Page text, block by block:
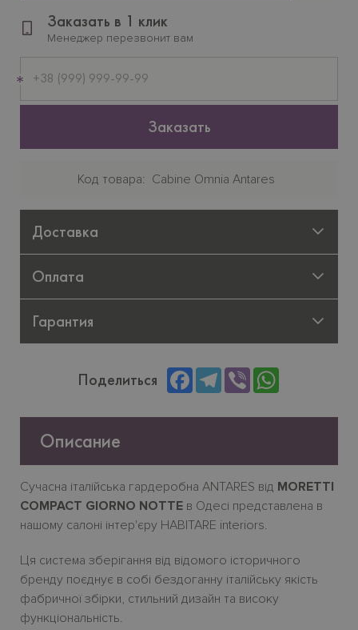
Заказать в 1 клик
Менеджер перезвонит вам
телефон
Заказать
Код товара Cabine Omnia Antares
Доставка
Оплата
Гарантия
Поделиться FacebookTelegram
Viber
Описание
Сучасна італійська гардеробна ANTARES від MORETTI
COMPACT GIORNO NOTTE в Одесі представлена в
нашому салоні інтер'єру HABITARE interiors.
Ця система зберігання від відомого історичного
бренду поєднує в собі бездоганну італійську якість
фабричної збірки, стильний дизайн та високу
функціональність.